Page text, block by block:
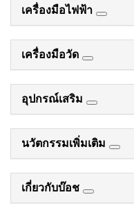
เครื่องมือไฟฟ้า
เครื่องมือวัด
อุปกรณ์เสริม
นวัตกรรมเพิ่มเติม
เกี่ยวกับบ๊อช